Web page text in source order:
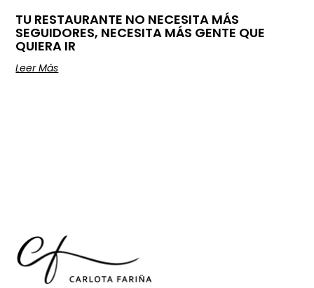
TU RESTAURANTE NO NECESITA MÁS
SEGUIDORES, NECESITA MÁS GENTE QUE
QUIERA IR
Leer Más